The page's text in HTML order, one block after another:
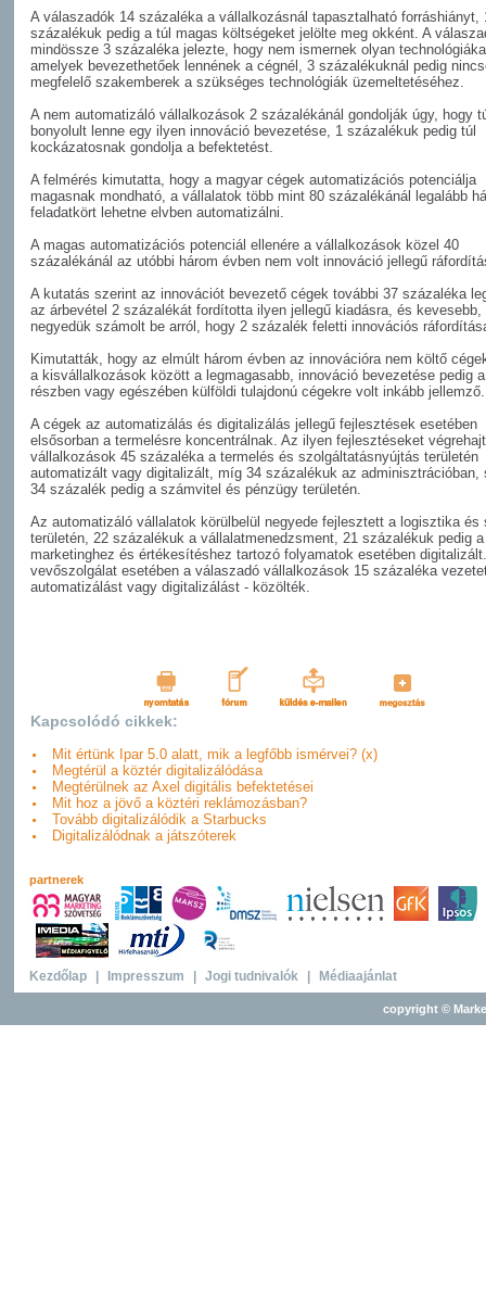
A válaszadók 14 százaléka a vállalkozásnál tapasztalható forráshiányt,
százalékuk pedig a túl magas költségeket jelölte meg okként. A
mindössze 3 százaléka jelezte, hogy nem ismernek olyan
amelyek bevezethetőek lennének a cégnél, 3 százalékuknál pedig
megfelelő szakemberek a szükséges technológiák üzemeltetéséhez.
A nem automatizáló vállalkozások 2 százalékánál gondolják úgy, hogy
bonyolult lenne egy ilyen innováció bevezetése, 1 százalékuk pedig túl
kockázatosnak gondolja a befektetést.
A felmérés kimutatta, hogy a magyar cégek automatizációs potenciálja
magasnak mondható, a vállalatok több mint 80 százalékánál legalább
feladatkört lehetne elvben automatizálni.
A magas automatizációs potenciál ellenére a vállalkozások közel 40
százalékánál az utóbbi három évben nem volt innováció jellegű
A kutatás szerint az innovációt bevezető cégek további 37 százaléka
az árbevétel 2 százalékát fordította ilyen jellegű kiadásra, és kevesebb,
negyedük számolt be arról, hogy 2 százalék feletti innovációs
Kimutatták, hogy az elmúlt három évben az innovációra nem költő
a kisvállalkozások között a legmagasabb, innováció bevezetése pedig a
részben vagy egészében külföldi tulajdonú cégekre volt inkább jellemző.
A cégek az automatizálás és digitalizálás jellegű fejlesztések esetében
elsősorban a termelésre koncentrálnak. Az ilyen fejlesztéseket
vállalkozások 45 százaléka a termelés és szolgáltatásnyújtás területén
automatizált vagy digitalizált, míg 34 százalékuk az adminisztrációban,
34 százalék pedig a számvitel és pénzügy területén.
Az automatizáló vállalatok körülbelül negyede fejlesztett a logisztika és
területén, 22 százalékuk a vállalatmenedzsment, 21 százalékuk pedig a
marketinghez és értékesítéshez tartozó folyamatok esetében
vevőszolgálat esetében a válaszadó vállalkozások 15 százaléka
automatizálást vagy digitalizálást - közölték.
Kapcsolódó cikkek:
Mit értünk Ipar 5.0 alatt, mik a legfőbb ismérvei? (x)
Megtérül a köztér digitalizálódása
Megtérülnek az Axel digitális befektetései
Mit hoz a jövő a köztéri reklámozásban?
Tovább digitalizálódik a Starbucks
Digitalizálódnak a játszóterek
partnerek
Kezdőlap Impresszum Jogi tudnivalók Médiaajánlat
copyright ©